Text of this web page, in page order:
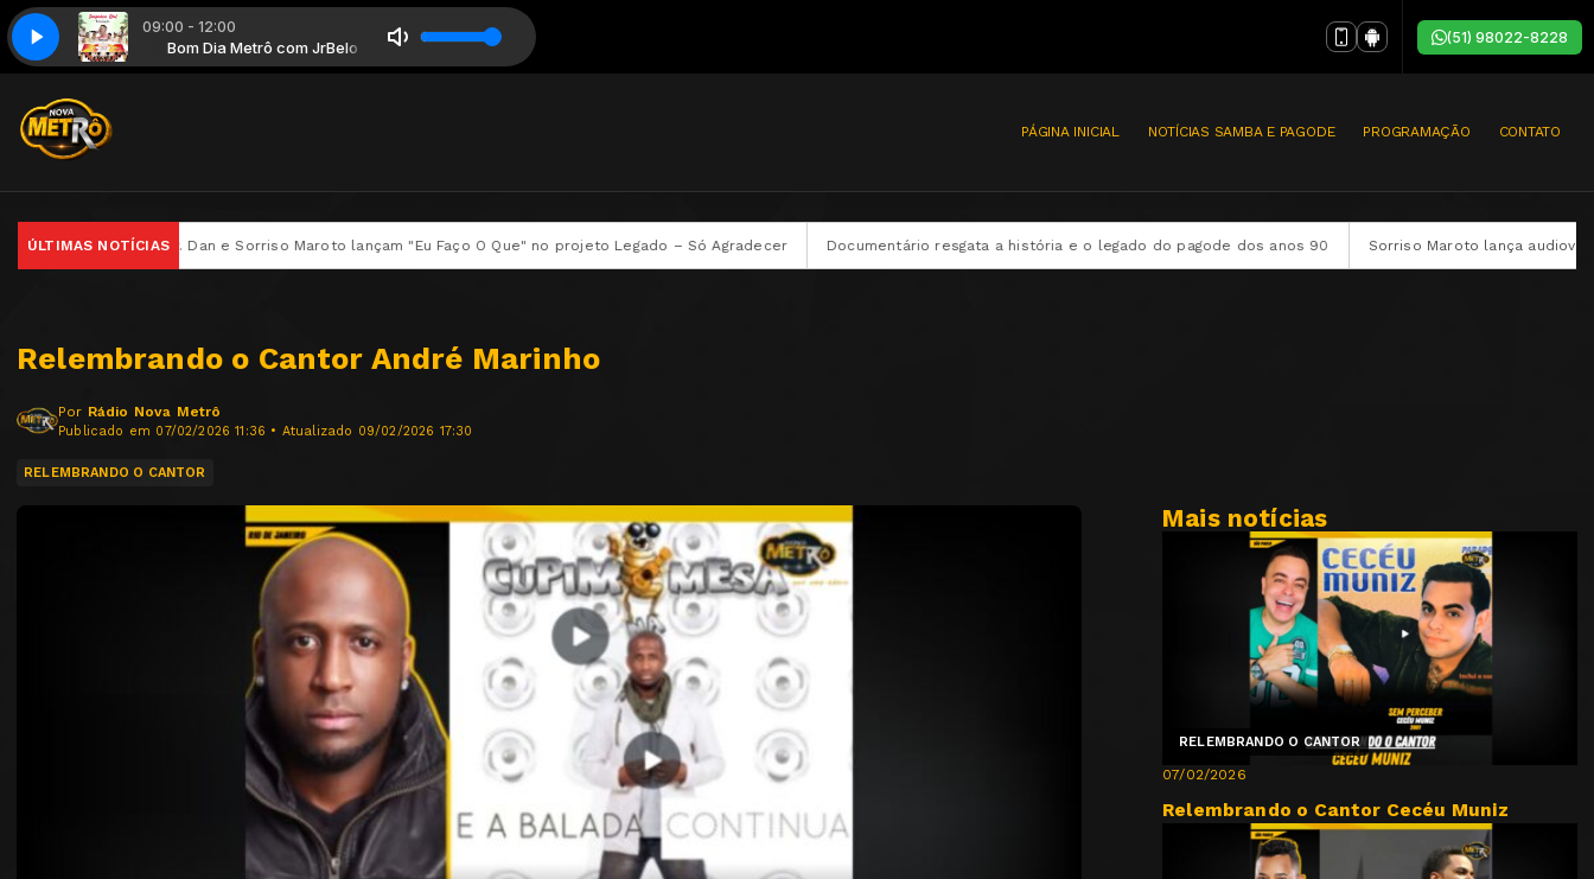
09:00 - 12:00
com JrBelo Bom Dia Metrô com JrBelo
Real - Ferrugem Revelação - 2020 - Imaginário Real - Ferrugem
(51) 98022-8228
PÁGINA INICIAL NOTÍCIAS SAMBA E PAGODE PROGRAMAÇÃO CONTATO
ÚLTIMAS NOTÍCIAS
Mr. Dan e Sorriso Maroto lançam "Eu Faço O Que" no projeto Legado – Só Agradecer Documentário resgata a história e o legado do pagode dos anos 90 Sorriso Maroto lança audiovisual completo
Relembrando o Cantor André Marinho
Por Rádio Nova Metrô
Publicado em 07/02/2026 11:36 • Atualizado 09/02/2026 17:30
RELEMBRANDO O CANTOR
Mais notícias
RELEMBRANDO O CANTOR
07/02/2026
Relembrando o Cantor Cecéu Muniz